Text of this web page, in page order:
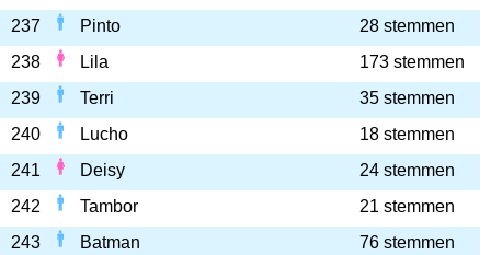
237
Pinto
28 stemmen
238
Lila
173 stemmen
239
Terri
35 stemmen
240
Lucho
18 stemmen
241
Deisy
24 stemmen
242
Tambor
21 stemmen
243
Batman
76 stemmen